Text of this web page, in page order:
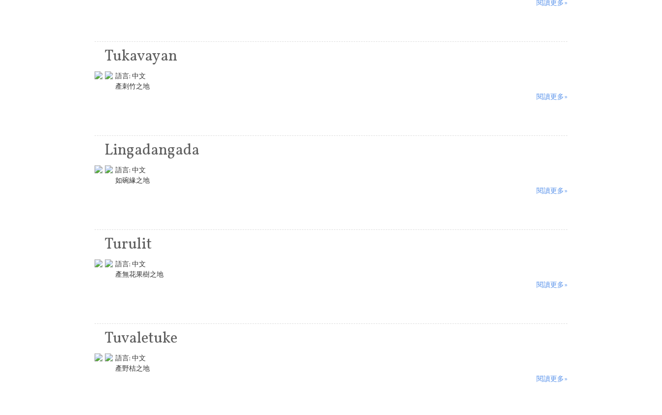
閱讀更多»
Tukavayan
語言: 中文
產刺竹之地
閱讀更多»
Lingadangada
語言: 中文
如碗緣之地
閱讀更多»
Turulit
語言: 中文
產無花果樹之地
閱讀更多»
Tuvaletuke
語言: 中文
產野桔之地
閱讀更多»